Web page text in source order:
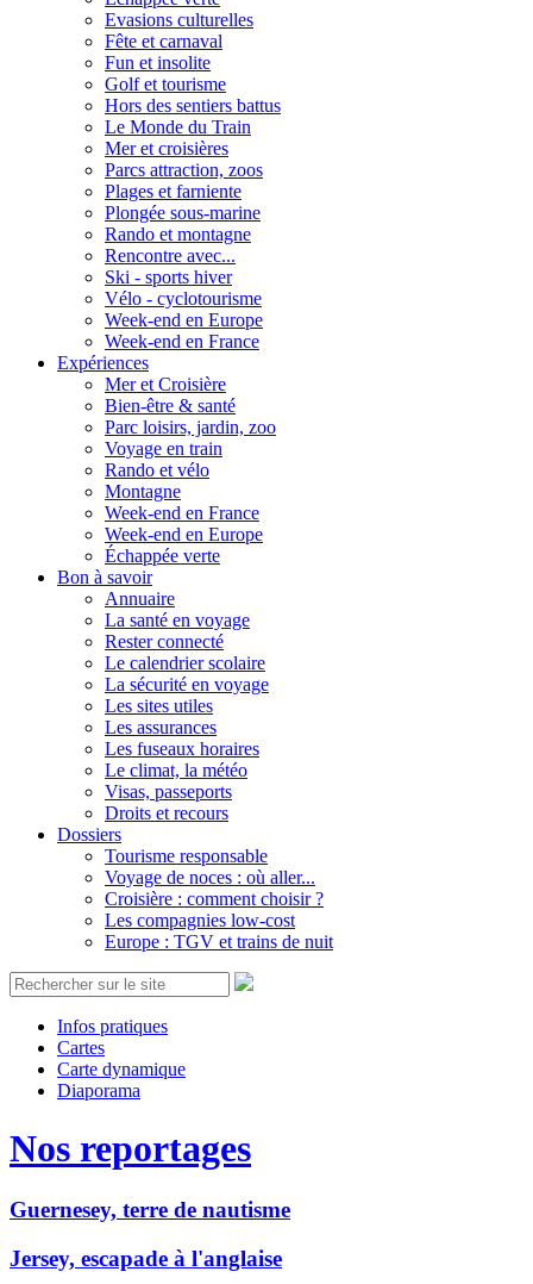
Evasions culturelles
Fête et carnaval
Fun et insolite
Golf et tourisme
Hors des sentiers battus
Le Monde du Train
Mer et croisières
Parcs attraction, zoos
Plages et farniente
Plongée sous-marine
Rando et montagne
Rencontre avec...
Ski - sports hiver
Vélo - cyclotourisme
Week-end en Europe
Week-end en France
Expériences
Mer et Croisière
Bien-être & santé
Parc loisirs, jardin, zoo
Voyage en train
Rando et vélo
Montagne
Week-end en France
Week-end en Europe
Échappée verte
Bon à savoir
Annuaire
La santé en voyage
Rester connecté
Le calendrier scolaire
La sécurité en voyage
Les sites utiles
Les assurances
Les fuseaux horaires
Le climat, la météo
Visas, passeports
Droits et recours
Dossiers
Tourisme responsable
Voyage de noces : où aller...
Croisière : comment choisir ?
Les compagnies low-cost
Europe : TGV et trains de nuit
Infos pratiques
Cartes
Carte dynamique
Diaporama
Nos reportages
Guernesey, terre de nautisme
Jersey, escapade à l'anglaise